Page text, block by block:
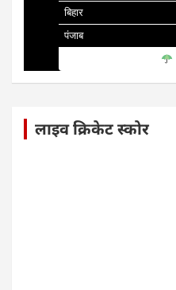
बिहार
पंजाब
लाइव क्रिकेट स्कोर